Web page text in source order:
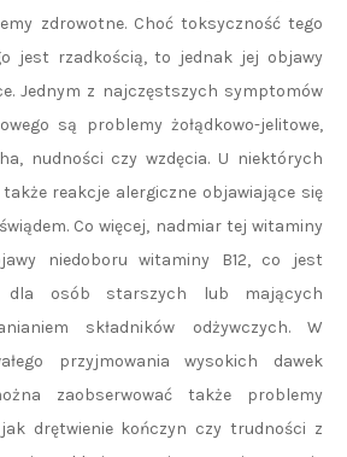
zdrowotne. Choć toksyczność tego
jest rzadkością, to jednak jej objawy
Jednym z najczęstszych symptomów
są problemy żołądkowo-jelitowe,
nudności czy wzdęcia. U niektórych
reakcje alergiczne objawiające się
Co więcej, nadmiar tej witaminy
niedoboru witaminy B12, co jest
dla osób starszych lub mających
składników odżywczych. W
przyjmowania wysokich dawek
zaobserwować także problemy
drętwienie kończyn czy trudności z